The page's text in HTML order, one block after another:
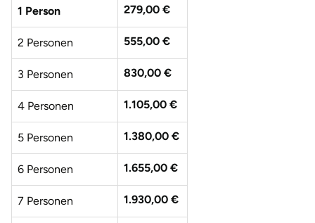
1 Person 279,00 €
2 Personen 555,00 €
3 Personen 830,00 €
4 Personen 1.105,00 €
5 Personen 1.380,00 €
6 Personen 1.655,00 €
7 Personen 1.930,00 €